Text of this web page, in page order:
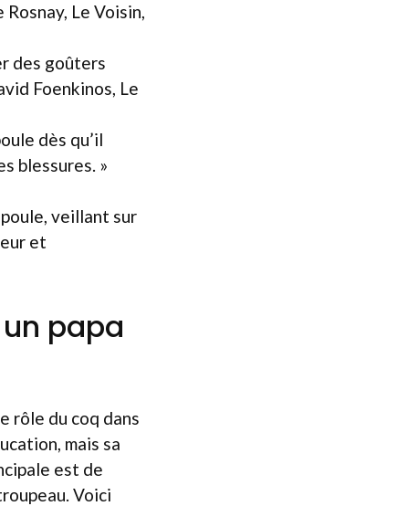
Le Voisin,
des goûters
Foenkinos, Le
dès qu’il
blessures. »
veillant sur
et
papa
rôle du coq dans
mais sa
est de
Voici